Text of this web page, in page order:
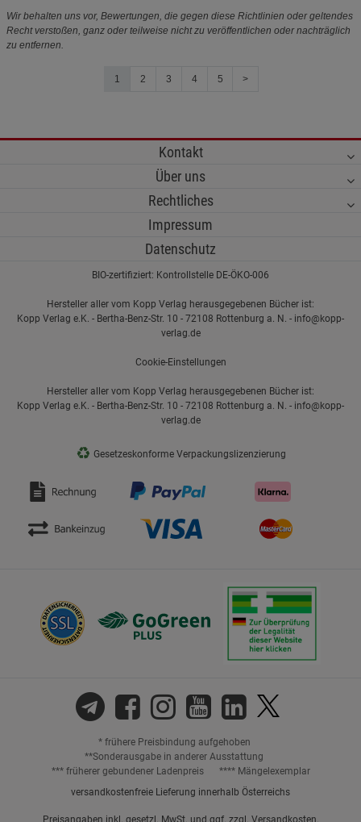
Wir behalten uns vor, Bewertungen, die gegen diese Richtlinien oder geltendes
Recht verstoßen, ganz oder teilweise nicht zu veröffentlichen oder nachträglich
zu entfernen.
1 2 3 4 5 >
Kontakt
Über uns
Rechtliches
Impressum
Datenschutz
BIO-zertifiziert: Kontrollstelle DE-ÖKO-006
Hersteller aller vom Kopp Verlag herausgegebenen Bücher ist:
Kopp Verlag e.K. - Bertha-Benz-Str. 10 - 72108 Rottenburg a. N. - info@kopp-
verlag.de
Cookie-Einstellungen
Hersteller aller vom Kopp Verlag herausgegebenen Bücher ist:
Kopp Verlag e.K. - Bertha-Benz-Str. 10 - 72108 Rottenburg a. N. - info@kopp-
verlag.de
♻ Gesetzeskonforme Verpackungslizenzierung
* frühere Preisbindung aufgehoben
**Sonderausgabe in anderer Ausstattung
*** früherer gebundener Ladenpreis
**** Mängelexemplar
versandkostenfreie Lieferung innerhalb Österreichs
Preisangaben inkl. gesetzl. MwSt. und ggf. zzgl. Versandkosten.